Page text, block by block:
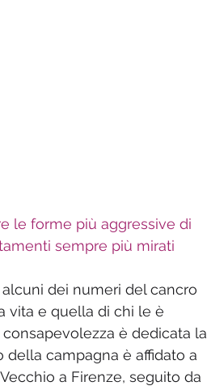
le forme più aggressive di
sempre più mirati
alcuni dei numeri del cancro
vita e quella di chi le è
è dedicata la
della campagna è affidato a
a Firenze, seguito da